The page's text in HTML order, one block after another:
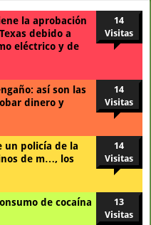
la aprobación
debido a
eléctrico y de
14
Visitas
así son las
dinero y
14
Visitas
un policía de la
de m…, los
14
Visitas
de cocaína
13
Visitas